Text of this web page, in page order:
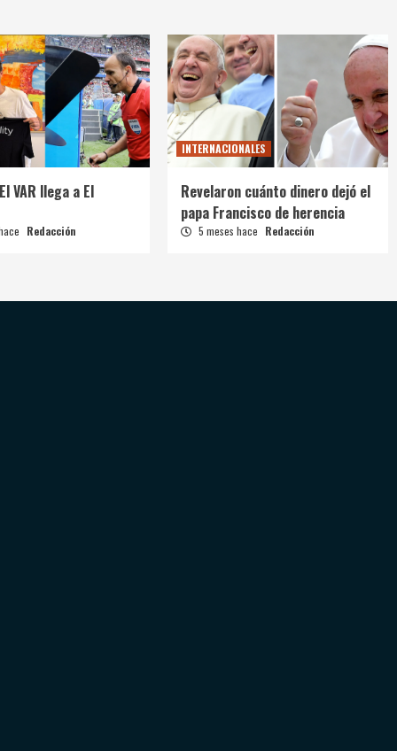
VAR llega a El
Redacción
INTERNACIONALES
Revelaron cuánto dinero dejó el
papa Francisco de herencia
5 meses hace Redacción